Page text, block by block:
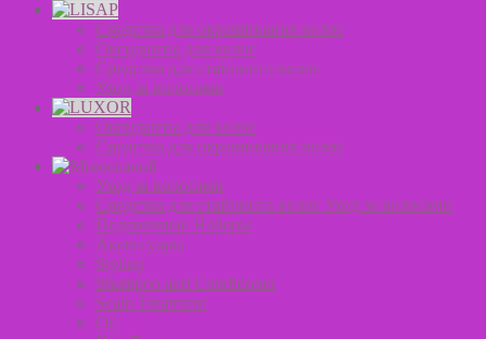
Средства для окрашивания волос
Оксиданты для волос
Средства для стайлинга волос
Уход за волосами
Оксиданты для волос
Средства для окрашивания волос
Уход за волосами
Средства для стайлинга волос Уход за волосами
Подарочные Наборы
Аксессуары
Styling
Shampoo and Conditioner
Scalp Treatment
Oil